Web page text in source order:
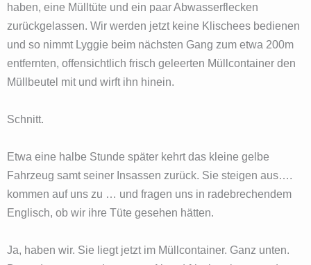
haben, eine Mülltüte und ein paar Abwasserflecken
zurückgelassen. Wir werden jetzt keine Klischees bedienen
und so nimmt Lyggie beim nächsten Gang zum etwa 200m
entfernten, offensichtlich frisch geleerten Müllcontainer den
Müllbeutel mit und wirft ihn hinein.
Schnitt.
Etwa eine halbe Stunde später kehrt das kleine gelbe
Fahrzeug samt seiner Insassen zurück. Sie steigen aus….
kommen auf uns zu … und fragen uns in radebrechendem
Englisch, ob wir ihre Tüte gesehen hätten.
Ja, haben wir. Sie liegt jetzt im Müllcontainer. Ganz unten.